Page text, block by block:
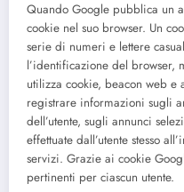
Quando Google pubblica un
cookie nel suo browser. Un
serie di numeri e lettere
l’identificazione del browser,
utilizza cookie, beacon web e
registrare informazioni sugli
dell’utente, sugli annunci
effettuate dall’utente stesso
servizi. Grazie ai cookie
pertinenti per ciascun utente.